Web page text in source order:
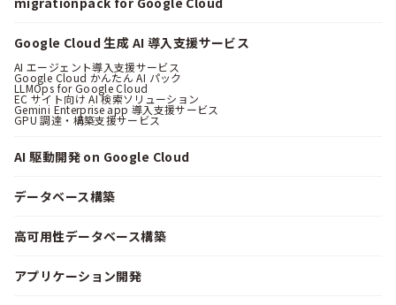
Google Cloud 生成 AI 導入支援サービス
AI エージェント導入支援サービス
Google Cloud かんたん AI パック
LLMOps for Google Cloud
EC サイト向け AI 検索ソリューション
Gemini Enterprise app 導入支援サービス
GPU 調達・構築支援サービス
AI 駆動開発 on Google Cloud
データベース構築
高可用性データベース構築
アプリケーション開発